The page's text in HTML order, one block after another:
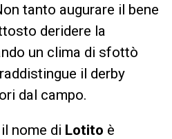
tanto augurare il bene
deridere la
un clima di sfottò
il derby
dal campo.
nome di Lotito è